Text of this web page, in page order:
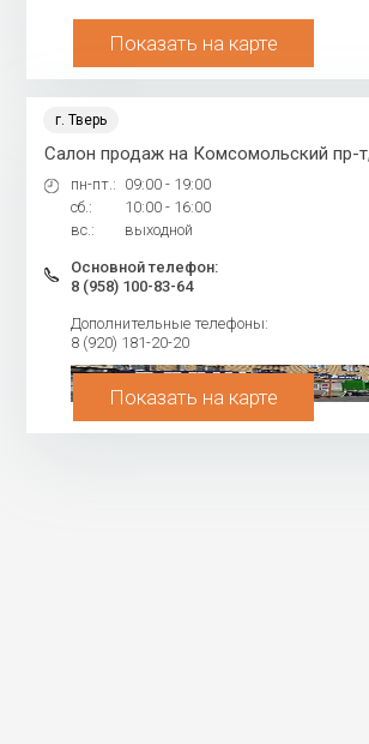
Показать на карте
г. Тверь
Салон продаж на Комсомольский пр-
пн-пт.: 09:00 - 19:00
сб.:
10:00 - 16:00
вс.:
выходной
Основной телефон:
8 (958) 100-83-64
Дополнительные телефоны:
8 (920) 181-20-20
Показать на карте